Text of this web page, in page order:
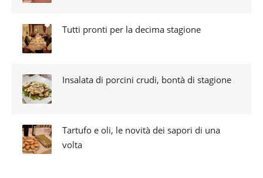
Tutti pronti per la decima stagione
Insalata di porcini crudi, bontà di stagione
Tartufo e oli, le novità dei sapori di una
volta